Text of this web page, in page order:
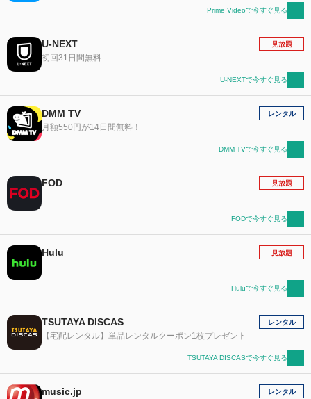
Prime Videoで今すぐ見る
U-NEXT
初回31日間無料
見放題
U-NEXTで今すぐ見る
DMM TV
月額550円が14日間無料！
レンタル
DMM TVで今すぐ見る
FOD 見放題
FODで今すぐ見る
Hulu 見放題
Huluで今すぐ見る
TSUTAYA DISCAS
【宅配レンタル】単品レンタルクーポン1枚プレゼント
レンタル
TSUTAYA DISCASで今すぐ見る
music.jp レンタル